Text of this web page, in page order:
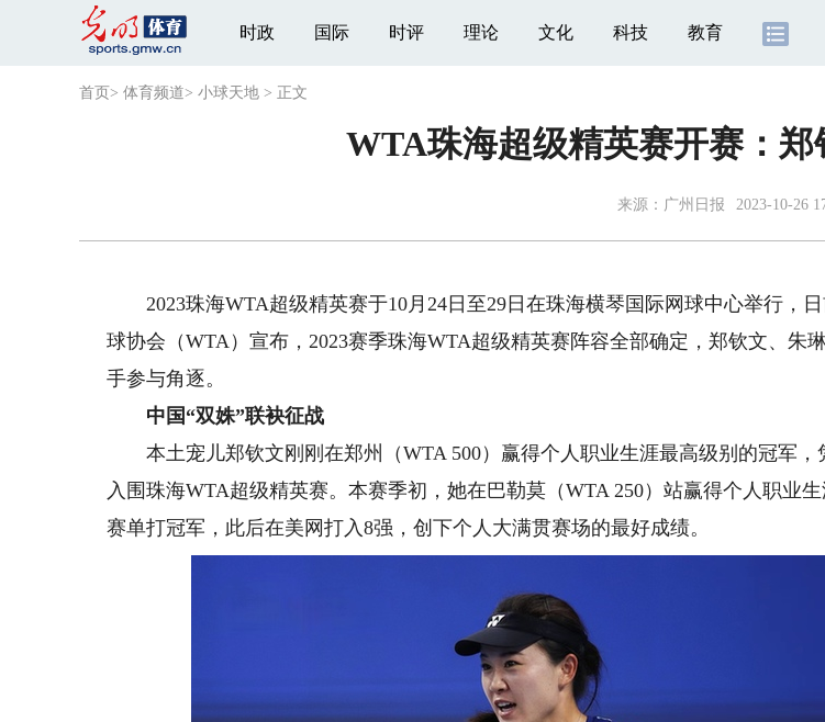
时政 国际 时评 理论 文化 科技 教育
首页 > 体育频道> 小球天地 > 正文
WTA珠海超级精英赛开赛：
来源： 广州日报 2023-10-26
2023珠海WTA超级精英赛于10月24日至29日在珠海横琴国际网球中心举行，日
球协会（WTA）宣布，2023赛季珠海WTA超级精英赛阵容全部确定，郑钦文、朱
手参与角逐。
中国“双姝”联袂征战
本土宠儿郑钦文刚刚在郑州（WTA 500）赢得个人职业生涯最高级别的冠军，
入围珠海WTA超级精英赛。本赛季初，她在巴勒莫（WTA 250）站赢得个人职业
赛单打冠军，此后在美网打入8强，创下个人大满贯赛场的最好成绩。